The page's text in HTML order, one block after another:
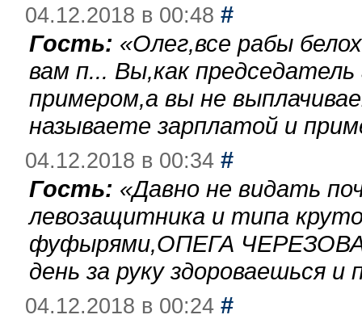
04.12.2018 в 00:48 #
Гость: «Олег,все рабы
вам п... Вы,как
примером,а вы не
называете зарплатой и
04.12.2018 в 00:34 #
Гость: «Давно не видать
левозащитника и типа
фуфырями,ОПЕГА
день за руку здороваешься
04.12.2018 в 00:24 #